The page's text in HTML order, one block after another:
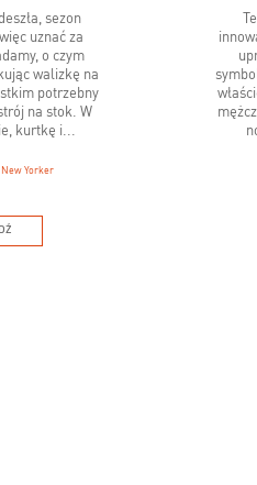
sezon
uznać za
o czym
walizkę na
potrzebny
na stok. W
kurtkę i...
New Yorker